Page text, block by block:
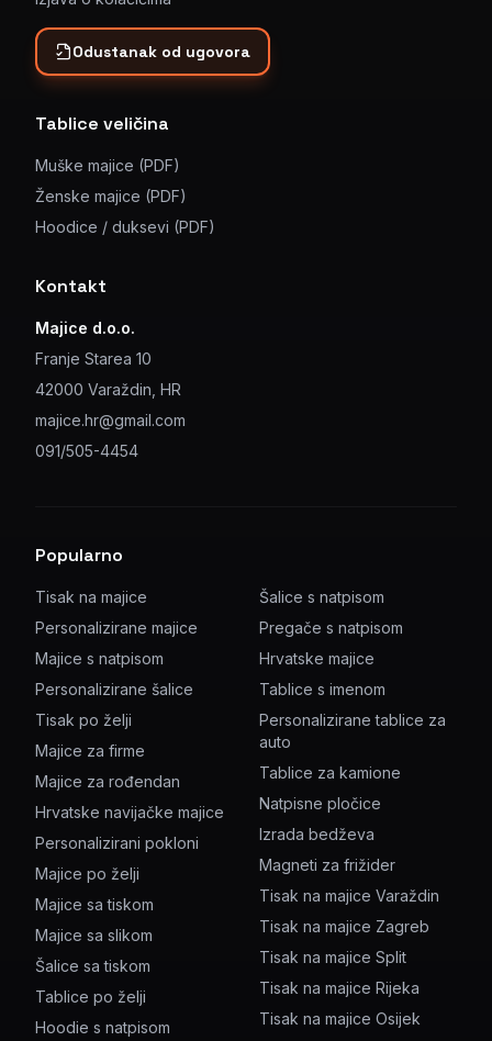
Odustanak od ugovora
Tablice veličina
Muške majice (PDF)
Ženske majice (PDF)
Hoodice / duksevi (PDF)
Kontakt
Majice d.o.o.
Franje Starea 10
42000 Varaždin, HR
majice.hr@gmail.com
091/505-4454
Popularno
Tisak na majice
Personalizirane majice
Majice s natpisom
Personalizirane šalice
Tisak po želji
Majice za firme
Majice za rođendan
Hrvatske navijačke majice
Personalizirani pokloni
Majice po želji
Majice sa tiskom
Majice sa slikom
Šalice sa tiskom
Tablice po želji
Hoodie s natpisom
Šalice s natpisom
Pregače s natpisom
Hrvatske majice
Tablice s imenom
Personalizirane tablice za
auto
Tablice za kamione
Natpisne pločice
Izrada bedževa
Magneti za frižider
Tisak na majice Varaždin
Tisak na majice Zagreb
Tisak na majice Split
Tisak na majice Rijeka
Tisak na majice Osijek